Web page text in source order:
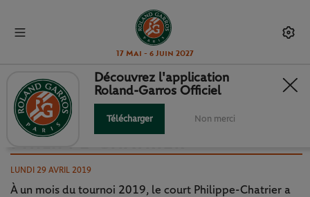
17 Mai - 6 Juin 2027
RENDEZ-VOUS À RG :
L'ASCENSION DU COURT
PHILIPPE-CHATRIER
LUNDI 29 AVRIL 2019
À un mois du tournoi 2019, le court Philippe-Chatrier a
Découvrez l'application
Roland-Garros Officiel
Télécharger Non merci